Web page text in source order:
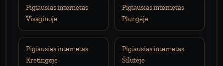
Pigiausias internetas
Visaginoje
Pigiausias internetas
Plungėje
Pigiausias internetas
Kretingoje
Pigiausias internetas
Šilutėje